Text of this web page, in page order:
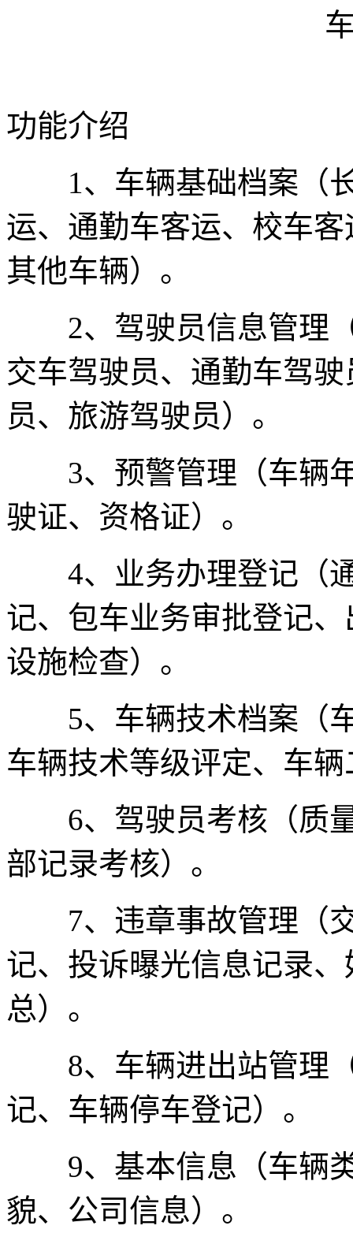
功能介绍
1、车辆基础档案（长
运、通勤车客运、校车
其他车辆）。
2、驾驶员信息管理（
交车驾驶员、通勤车驾
员、旅游驾驶员）。
3、预警管理（车辆年
驶证、资格证）。
4、业务办理登记（通
记、包车业务审批登记
设施检查）。
5、车辆技术档案（车
车辆技术等级评定、车
6、驾驶员考核（质量
部记录考核）。
7、违章事故管理（交
记、投诉曝光信息记录
总）。
8、车辆进出站管理（
记、车辆停车登记）。
9、基本信息（车辆类
貌、公司信息）。